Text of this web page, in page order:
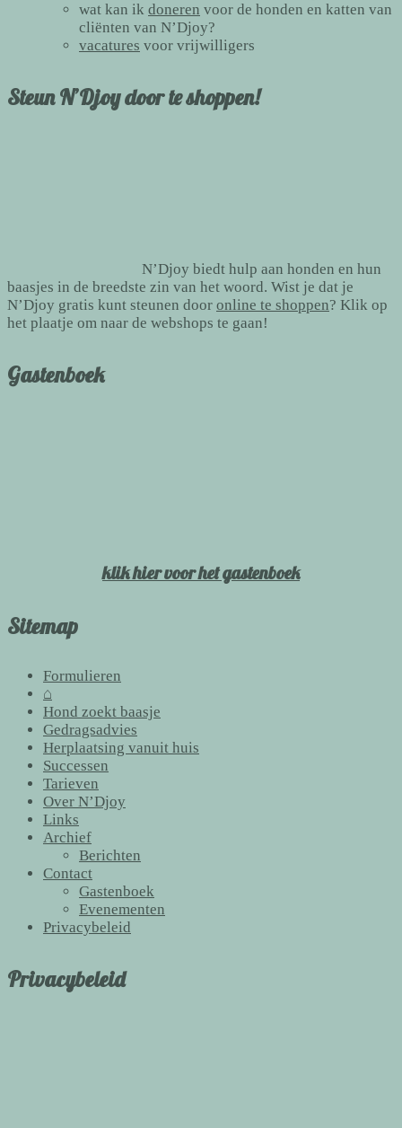
wat kan ik doneren voor de honden en katten van
cliënten van N’Djoy?
vacatures voor vrijwilligers
Steun N’Djoy door te shoppen!
N’Djoy biedt hulp aan honden en hun
baasjes in de breedste zin van het woord. Wist je dat je
N’Djoy gratis kunt steunen door online te shoppen? Klik op
het plaatje om naar de webshops te gaan!
Gastenboek
klik hier voor het gastenboek
Sitemap
Formulieren
⌂
Hond zoekt baasje
Gedragsadvies
Herplaatsing vanuit huis
Successen
Tarieven
Over N’Djoy
Links
Archief
Berichten
Contact
Gastenboek
Evenementen
Privacybeleid
Privacybeleid